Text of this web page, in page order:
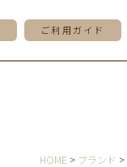
ご利用ガイド
HOME ブランド